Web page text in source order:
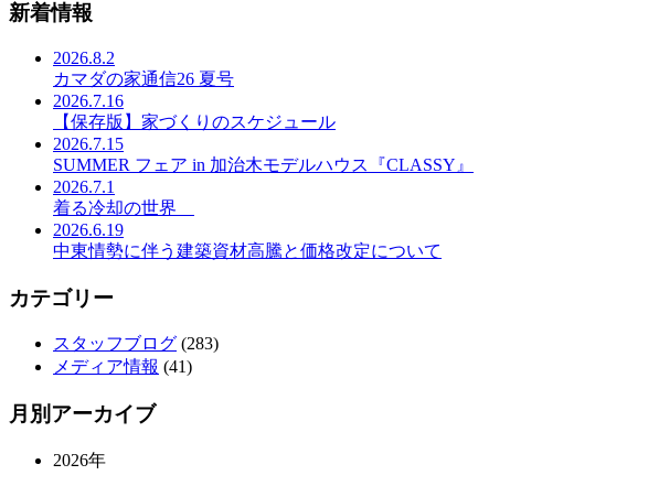
新着情報
2026.8.2
カマダの家通信26 夏号
2026.7.16
【保存版】家づくりのスケジュール
2026.7.15
SUMMER フェア in 加治木モデルハウス『CLASSY』
2026.7.1
着る冷却の世界
2026.6.19
中東情勢に伴う建築資材高騰と価格改定について
カテゴリー
スタッフブログ (283)
メディア情報 (41)
月別アーカイブ
2026年